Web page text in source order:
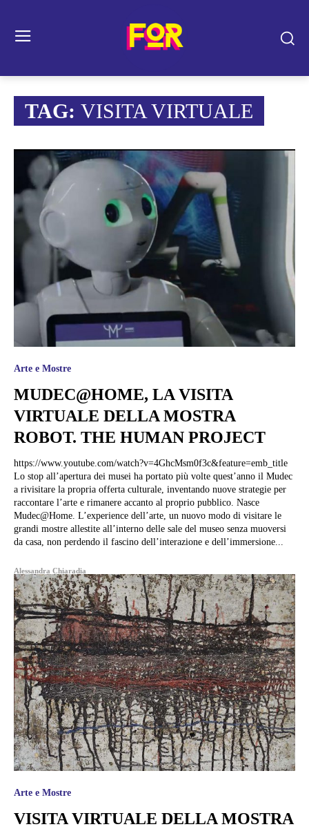
TAG: VISITA VIRTUALE
Arte e Mostre
MUDEC@HOME, LA VISITA
VIRTUALE DELLA MOSTRA
ROBOT. THE HUMAN PROJECT
https://www.youtube.com/watch?v=4GhcMsm0f3c&feature=emb_title
Lo stop all’apertura dei musei ha portato più volte quest’anno il Mudec
a rivisitare la propria offerta culturale, inventando nuove strategie per
raccontare l’arte e rimanere accanto al proprio pubblico. Nasce
Mudec@Home. L’experience dell’arte, un nuovo modo di visitare le
grandi mostre allestite all’interno delle sale del museo senza muoversi
da casa, non perdendo il fascino dell’interazione e dell’immersione...
Alessandra Chiaradia
Arte e Mostre
VISITA VIRTUALE DELLA MOSTRA